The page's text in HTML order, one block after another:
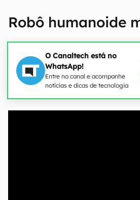
Robô humanoide
O Canaltech está no
WhatsApp!
Entre no canal e acompanhe
notícias e dicas de tecnologia